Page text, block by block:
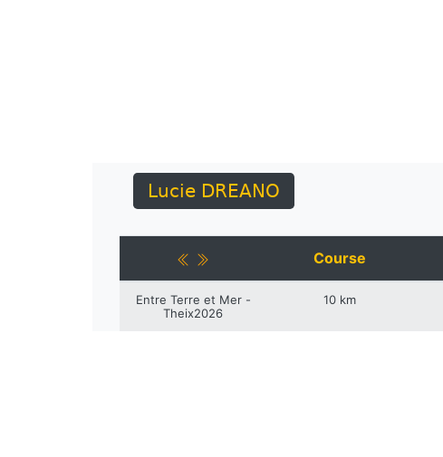
Lucie DREANO
Course
Entre Terre et Mer -
Theix2026
10 km